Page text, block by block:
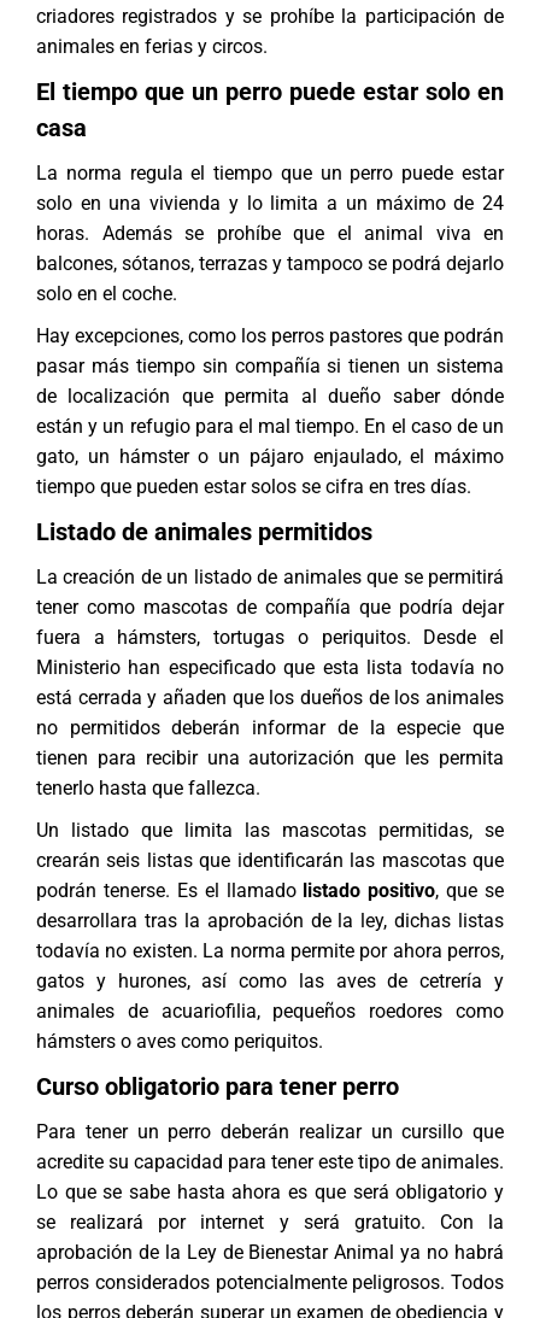
criadores registrados y se prohíbe la participación de
animales en ferias y circos.
El tiempo que un perro puede estar solo en
casa
La norma regula el tiempo que un perro puede estar
solo en una vivienda y lo limita a un máximo de 24
horas. Además se prohíbe que el animal viva en
balcones, sótanos, terrazas y tampoco se podrá dejarlo
solo en el coche.
Hay excepciones, como los perros pastores que podrán
pasar más tiempo sin compañía si tienen un sistema
de localización que permita al dueño saber dónde
están y un refugio para el mal tiempo. En el caso de un
gato, un hámster o un pájaro enjaulado, el máximo
tiempo que pueden estar solos se cifra en tres días.
Listado de animales permitidos
La creación de un listado de animales que se permitirá
tener como mascotas de compañía que podría dejar
fuera a hámsters, tortugas o periquitos. Desde el
Ministerio han especificado que esta lista todavía no
está cerrada y añaden que los dueños de los animales
no permitidos deberán informar de la especie que
tienen para recibir una autorización que les permita
tenerlo hasta que fallezca.
Un listado que limita las mascotas permitidas, se
crearán seis listas que identificarán las mascotas que
podrán tenerse. Es el llamado listado positivo, que se
desarrollara tras la aprobación de la ley, dichas listas
todavía no existen. La norma permite por ahora perros,
gatos y hurones, así como las aves de cetrería y
animales de acuariofilia, pequeños roedores como
hámsters o aves como periquitos.
Curso obligatorio para tener perro
Para tener un perro deberán realizar un cursillo que
acredite su capacidad para tener este tipo de animales.
Lo que se sabe hasta ahora es que será obligatorio y
se realizará por internet y será gratuito. Con la
aprobación de la Ley de Bienestar Animal ya no habrá
perros considerados potencialmente peligrosos. Todos
los perros deberán superar un examen de obediencia y